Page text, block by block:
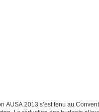
AUSA 2013 s’est tenu au